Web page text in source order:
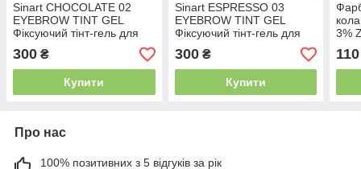
Sinart CHOCOLATE 02
EYEBROW TINT GEL
Фіксуючий тінт-гель для
брів 4 мл
300 ₴
Купити
Sinart ESPRESSO 03
EYEBROW TINT GEL
Фіксуючий тінт-гель для
брів 4 мл
300₴
Купити
3%
110
Про нас
100% позитивних з 5 відгуків за рік